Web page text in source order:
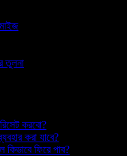
তুলনা
করবো?
করা যাবে?
ফিরে পাব?